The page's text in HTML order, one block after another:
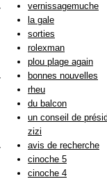
vernissagemuche
la gale
sorties
rolexman
plou plage again
bonnes nouvelles
rheu
du balcon
un conseil de
zizi
avis de recherche
cinoche 5
cinoche 4